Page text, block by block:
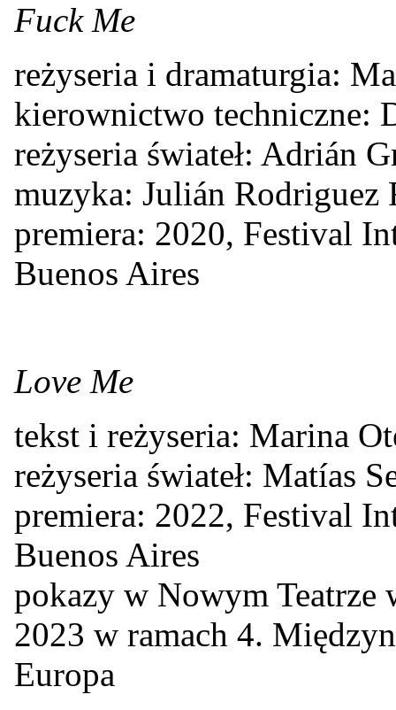
Fuck Me
reżyseria i dramaturgia:
kierownictwo techniczne:
reżyseria świateł: Adrián
muzyka: Julián Rodriguez
premiera: 2020, Festival
Buenos Aires
Love Me
tekst i reżyseria: Marina
reżyseria świateł: Matías
premiera: 2022, Festival
Buenos Aires
pokazy w Nowym Teatrze
2023 w ramach 4.
Europa